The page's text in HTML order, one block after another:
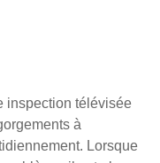
inspection télévisée
à
Lorsque